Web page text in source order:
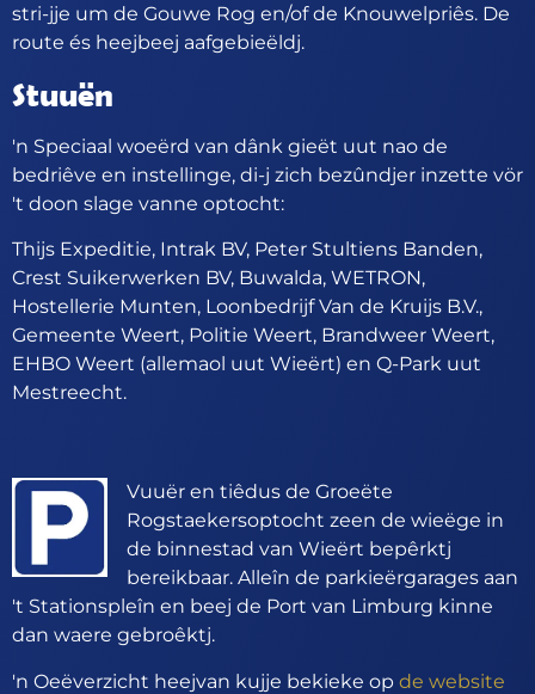
stri-jje um de Gouwe Rog en/of de Knouwelpriês. De
route és heejbeej aafgebieëldj.
Stuuën
'n Speciaal woeërd van dânk gieët uut nao de
bedriêve en instellinge, di-j zich bezûndjer inzette vör
't doon slage vanne optocht:
Thijs Expeditie, Intrak BV, Peter Stultiens Banden,
Crest Suikerwerken BV, Buwalda, WETRON,
Hostellerie Munten, Loonbedrijf Van de Kruijs B.V.,
Gemeente Weert, Politie Weert, Brandweer Weert,
EHBO Weert (allemaol uut Wieërt) en Q-Park uut
Mestreecht.
Vuuër en tiêdus de Groeëte
Rogstaekersoptocht zeen de wieëge in
de binnestad van Wieërt bepêrktj
bereikbaar. Alleîn de parkieërgarages aan
't Stationspleîn en beej de Port van Limburg kinne
dan waere gebroêktj.
'n Oeëverzicht heejvan kujje bekieke op de website